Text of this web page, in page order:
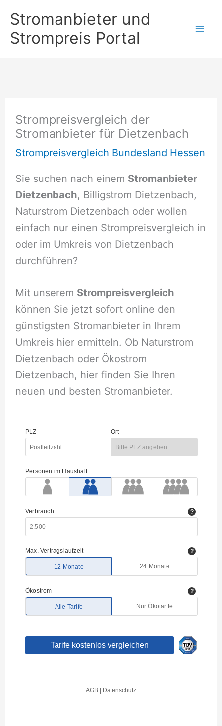
Inhalt
springen
Stromanbieter und
Strompreis Portal
Strompreisvergleich der
Stromanbieter für Dietzenbach
Strompreisvergleich Bundesland Hessen
Sie suchen nach einem Stromanbieter
Dietzenbach, Billigstrom Dietzenbach,
Naturstrom Dietzenbach oder wollen
einfach nur einen Strompreisvergleich in
oder im Umkreis von Dietzenbach
durchführen?
Mit unserem Strompreisvergleich
können Sie jetzt sofort online den
günstigsten Stromanbieter in Ihrem
Umkreis hier ermitteln. Ob Naturstrom
Dietzenbach oder Ökostrom
Dietzenbach, hier finden Sie Ihren
neuen und besten Stromanbieter.